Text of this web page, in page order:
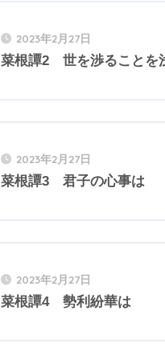
2023年2月27日
菜根譚2 世を渉ることを
2023年2月27日
菜根譚3 君子の心事は
2023年2月27日
菜根譚4 勢利紛華は